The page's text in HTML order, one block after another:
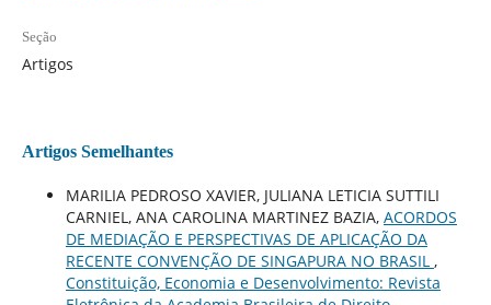
Seção
Artigos
Artigos Semelhantes
MARILIA PEDROSO XAVIER, JULIANA LETICIA SUTTILI
CARNIEL, ANA CAROLINA MARTINEZ BAZIA, ACORDOS
DE MEDIAÇÃO E PERSPECTIVAS DE APLICAÇÃO DA
RECENTE CONVENÇÃO DE SINGAPURA NO BRASIL ,
Constituição, Economia e Desenvolvimento: Revista